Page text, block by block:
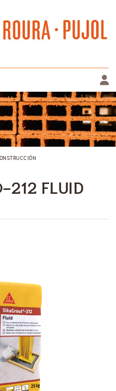
212 FLUID